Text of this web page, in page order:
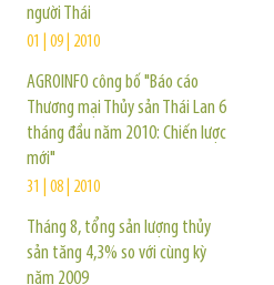
người Thái
01 | 09 | 2010
AGROINFO công bố "Báo cáo
Thương mại Thủy sản Thái Lan 6
tháng đầu năm 2010: Chiến lược
mới"
31 | 08 | 2010
Tháng 8, tổng sản lượng thủy
sản tăng 4,3% so với cùng kỳ
năm 2009